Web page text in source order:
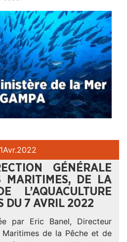
Avr.2022
GÉNÉRALE
MARITIMES, DE LA
L’AQUACULTURE
DU 7 AVRIL 2022
par Eric Banel, Directeur
de la Pêche et de